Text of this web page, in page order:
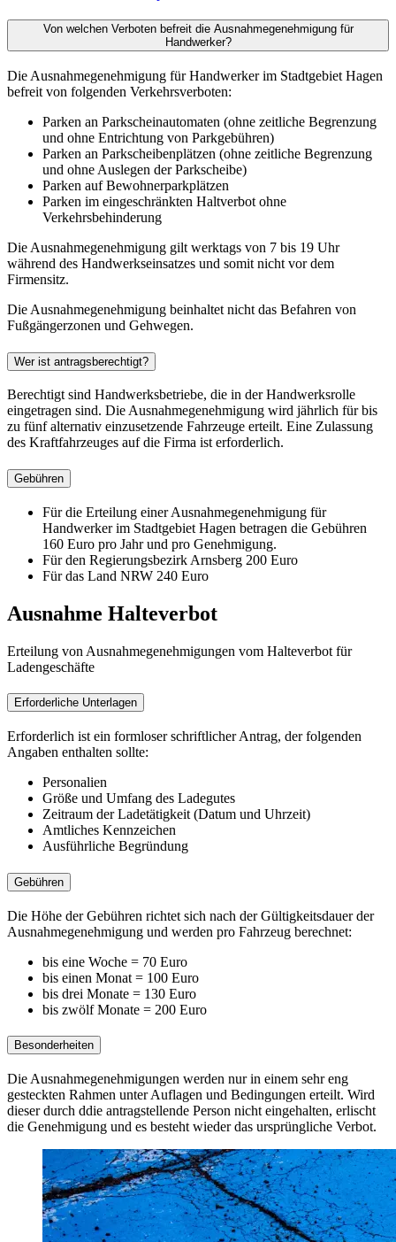
Von welchen Verboten befreit die Ausnahmegenehmigung für
Handwerker?
Die Ausnahmegenehmigung für Handwerker im Stadtgebiet Hagen
befreit von folgenden Verkehrsverboten:
Parken an Parkscheinautomaten (ohne zeitliche Begrenzung
und ohne Entrichtung von Parkgebühren)
Parken an Parkscheibenplätzen (ohne zeitliche Begrenzung
und ohne Auslegen der Parkscheibe)
Parken auf Bewohnerparkplätzen
Parken im eingeschränkten Haltverbot ohne
Verkehrsbehinderung
Die Ausnahmegenehmigung gilt werktags von 7 bis 19 Uhr
während des Handwerkseinsatzes und somit nicht vor dem
Firmensitz.
Die Ausnahmegenehmigung beinhaltet nicht das Befahren von
Fußgängerzonen und Gehwegen.
Wer ist antragsberechtigt?
Berechtigt sind Handwerksbetriebe, die in der Handwerksrolle
eingetragen sind. Die Ausnahmegenehmigung wird jährlich für bis
zu fünf alternativ einzusetzende Fahrzeuge erteilt. Eine Zulassung
des Kraftfahrzeuges auf die Firma ist erforderlich.
Gebühren
Für die Erteilung einer Ausnahmegenehmigung für
Handwerker im Stadtgebiet Hagen betragen die Gebühren
160 Euro pro Jahr und pro Genehmigung.
Für den Regierungsbezirk Arnsberg 200 Euro
Für das Land NRW 240 Euro
Ausnahme Halteverbot
Erteilung von Ausnahmegenehmigungen vom Halteverbot für
Ladengeschäfte
Erforderliche Unterlagen
Erforderlich ist ein formloser schriftlicher Antrag, der folgenden
Angaben enthalten sollte:
Personalien
Größe und Umfang des Ladegutes
Zeitraum der Ladetätigkeit (Datum und Uhrzeit)
Amtliches Kennzeichen
Ausführliche Begründung
Gebühren
Die Höhe der Gebühren richtet sich nach der Gültigkeitsdauer der
Ausnahmegenehmigung und werden pro Fahrzeug berechnet:
bis eine Woche = 70 Euro
bis einen Monat = 100 Euro
bis drei Monate = 130 Euro
bis zwölf Monate = 200 Euro
Besonderheiten
Die Ausnahmegenehmigungen werden nur in einem sehr eng
gesteckten Rahmen unter Auflagen und Bedingungen erteilt. Wird
dieser durch ddie antragstellende Person nicht eingehalten, erlischt
die Genehmigung und es besteht wieder das ursprüngliche Verbot.